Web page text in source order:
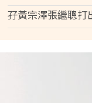
孖黃宗澤張繼聰打